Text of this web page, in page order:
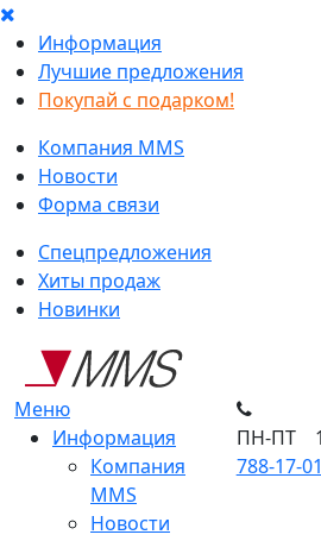
Информация
Лучшие предложения
Покупай с подарком!
Компания MMS
Новости
Форма связи
Спецпредложения
Хиты продаж
Новинки
Меню
Информация
Компания
MMS
Новости
ПН-ПТ
788-17-01